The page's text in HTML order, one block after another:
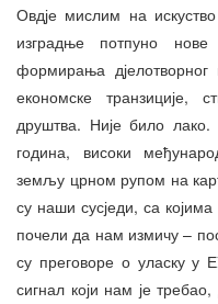
Овдје мислим на
изградње потпуно нове
формирања дјелотворног
економске транзиције,
друштва. Није било лако.
година, високи
земљу црном рупом на
су наши сусједи, са
почели да нам измичу –
су преговоре о уласку у
сигнал који нам је